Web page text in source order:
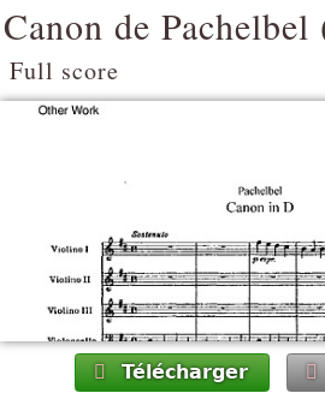
Canon de Pachelbel
Full score
Télécharger